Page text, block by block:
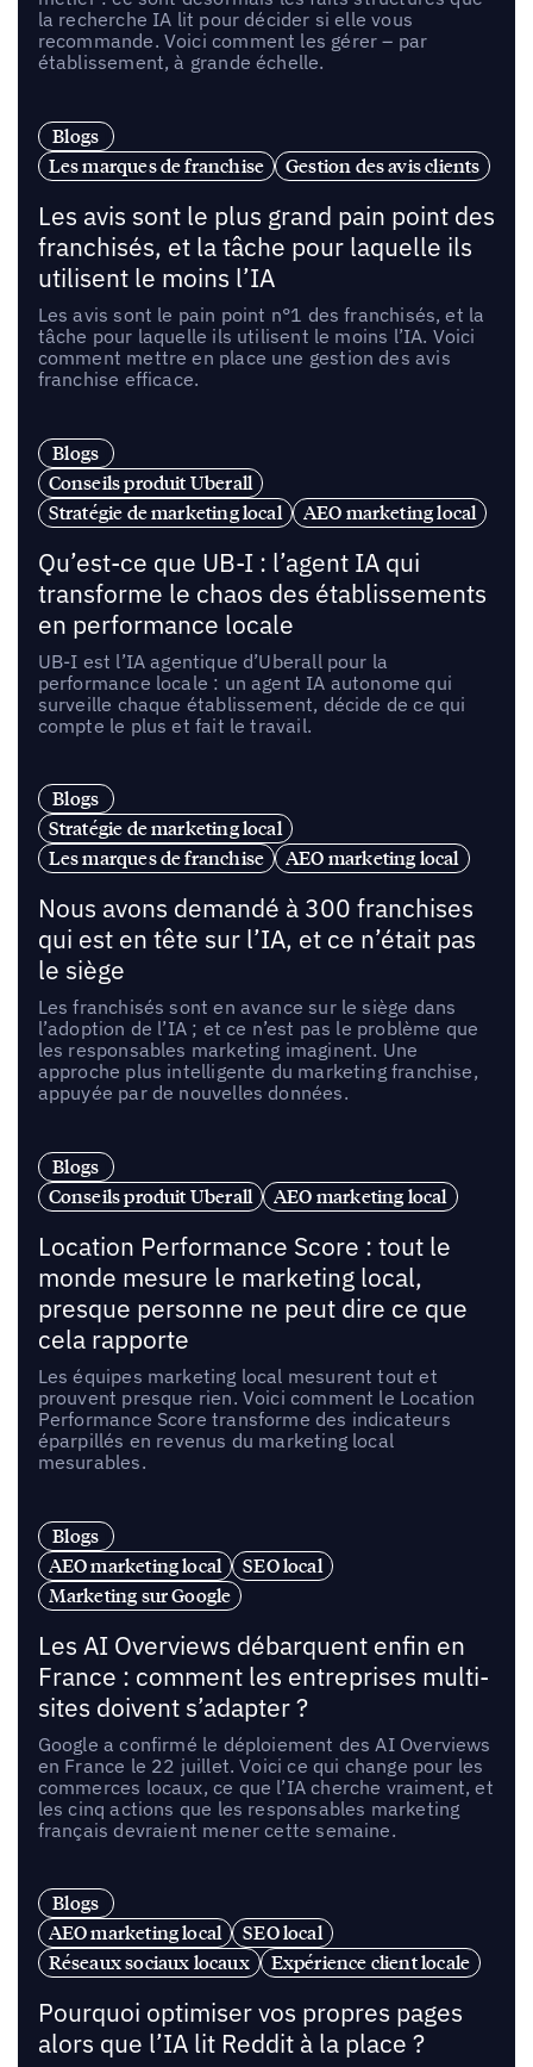
la recherche IA lit pour décider si elle vous
recommande. Voici comment les gérer – par
établissement, à grande échelle.
Blogs
Les marques de franchise
Gestion des avis clients
Les avis sont le plus grand pain point des
franchisés, et la tâche pour laquelle ils
utilisent le moins l’IA
Les avis sont le pain point n°1 des franchisés, et la
tâche pour laquelle ils utilisent le moins l’IA. Voici
comment mettre en place une gestion des avis
franchise efficace.
Blogs
Conseils produit Uberall
Stratégie de marketing local
AEO marketing local
Qu’est-ce que UB-I : l’agent IA qui
transforme le chaos des établissements
en performance locale
UB-I est l’IA agentique d’Uberall pour la
performance locale : un agent IA autonome qui
surveille chaque établissement, décide de ce qui
compte le plus et fait le travail.
Blogs
Stratégie de marketing local
Les marques de franchise
AEO marketing local
Nous avons demandé à 300 franchises
qui est en tête sur l’IA, et ce n’était pas
le siège
Les franchisés sont en avance sur le siège dans
l’adoption de l’IA ; et ce n’est pas le problème que
les responsables marketing imaginent. Une
approche plus intelligente du marketing franchise,
appuyée par de nouvelles données.
Blogs
Conseils produit Uberall
AEO marketing local
Location Performance Score : tout le
monde mesure le marketing local,
presque personne ne peut dire ce que
cela rapporte
Les équipes marketing local mesurent tout et
prouvent presque rien. Voici comment le Location
Performance Score transforme des indicateurs
éparpillés en revenus du marketing local
mesurables.
Blogs
AEO marketing local
SEO local
Marketing sur Google
Les AI Overviews débarquent enfin en
France : comment les entreprises multi-
sites doivent s’adapter ?
Google a confirmé le déploiement des AI Overviews
en France le 22 juillet. Voici ce qui change pour les
commerces locaux, ce que l’IA cherche vraiment, et
les cinq actions que les responsables marketing
français devraient mener cette semaine.
Blogs
AEO marketing local
SEO local
Réseaux sociaux locaux
Expérience client locale
Pourquoi optimiser vos propres pages
alors que l’IA lit Reddit à la place ?